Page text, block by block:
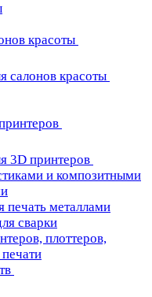
красоты
салонов красоты
3D принтеров
и композитными
печать металлами
сварки
плоттеров,